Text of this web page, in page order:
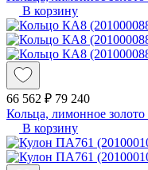
В корзину
66 562 ₽ 79 240
Кольца, лимонное
В корзину